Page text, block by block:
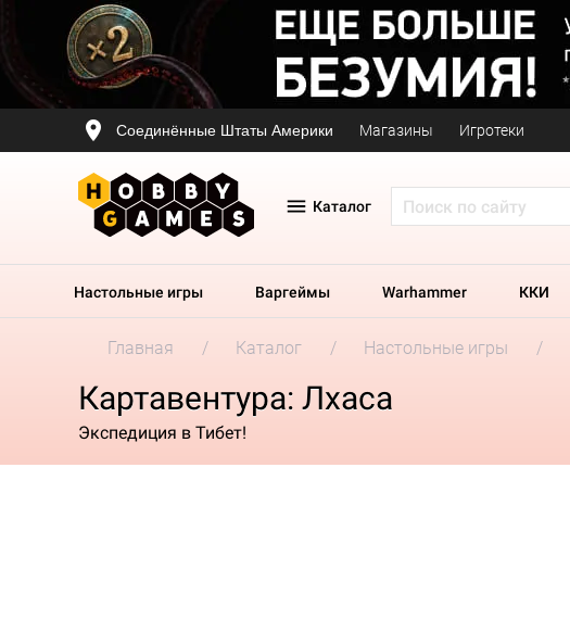
Соединённые Штаты Америки Магазины Игротеки
Каталог
Настольные игры Варгеймы Warhammer ККИ
Главная Каталог Настольные игры
Картавентура: Лхаса
Экспедиция в Тибет!